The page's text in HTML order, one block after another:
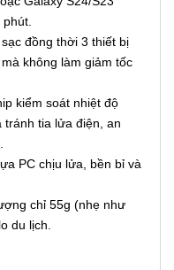
đồng thời 3 thiết bị
không làm giảm tốc
kiểm soát nhiệt độ
tránh tia lửa điện, an
PC chịu lửa, bền bỉ và
chỉ 55g (nhẹ như
du lịch.